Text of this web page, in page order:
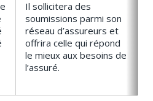
Il sollicitera des
soumissions parmi son
réseau d’assureurs et
offrira celle qui répond
le mieux aux besoins de
l’assuré.